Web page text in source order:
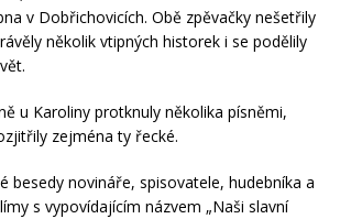
v Dobřichovicích. Obě zpěvačky nešetřily
několik vtipných historek i se podělily
u Karoliny protknuly několika písněmi,
zejména ty řecké.
besedy novináře, spisovatele, hudebníka a
s vypovídajícím názvem „Naši slavní